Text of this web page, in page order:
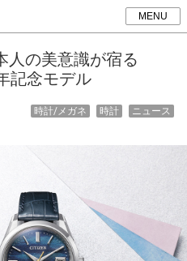
MENU
人の美意識が宿る
記念モデル
ニュース
時計
時計/メガネ